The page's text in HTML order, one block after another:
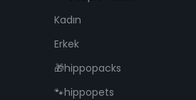
Kadın
Erkek
🎁hippopacks
🐾hippopets